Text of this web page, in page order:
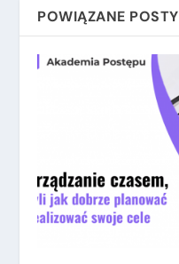
POWIĄZANE POSTY